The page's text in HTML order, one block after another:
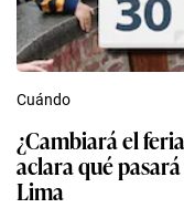
Cuándo
¿Cambiará el
aclara qué
Lima